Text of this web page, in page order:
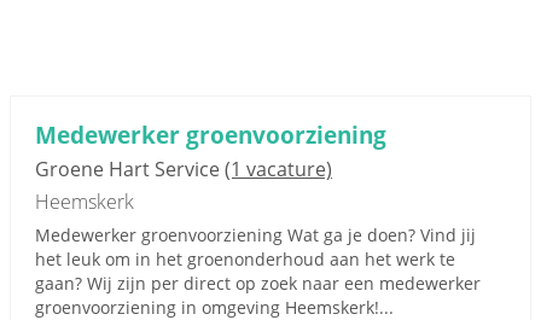
Medewerker groenvoorziening
Groene Hart Service(1 vacature)
Heemskerk
Medewerker groenvoorziening Wat ga je doen? Vind jij
het leuk om in het groenonderhoud aan het werk te
gaan? Wij zijn per direct op zoek naar een medewerker
groenvoorziening in omgeving Heemskerk!...